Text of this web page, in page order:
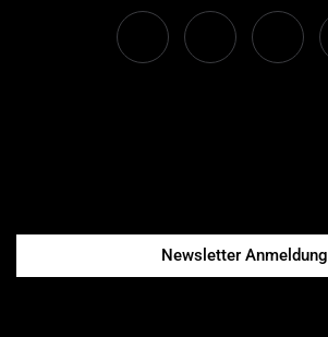
Newsletter Anmeldung